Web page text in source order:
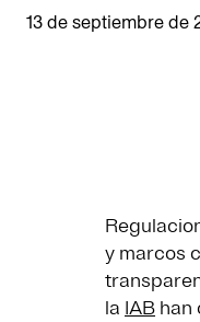
13 de septiembre de
y marcos
la IAB han